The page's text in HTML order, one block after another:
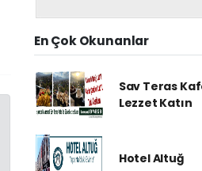
En Çok Okunanlar
Sav Teras
Lezzet Katın
Hotel Altuğ